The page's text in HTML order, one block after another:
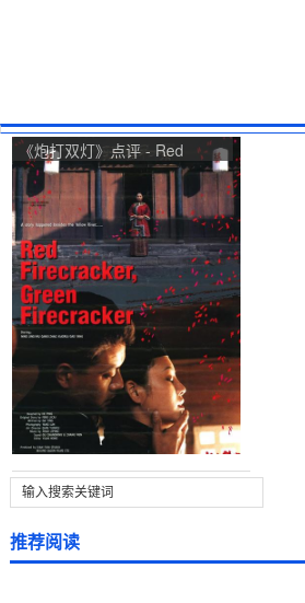
《炮打双灯》点评 - Red
Firecracker, Green
Firecracker网友评价
推荐阅读